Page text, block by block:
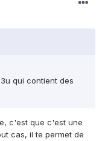
qui contient des
c'est que c'est une
cas, il te permet de